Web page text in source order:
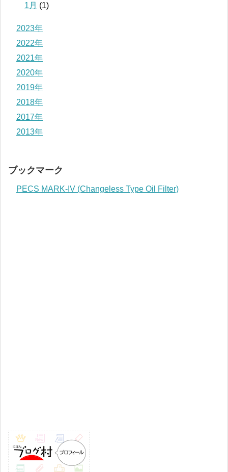
1月 (1)
2023年
2022年
2021年
2020年
2019年
2018年
2017年
2013年
ブックマーク
PECS MARK-IV (Changeless Type Oil Filter)